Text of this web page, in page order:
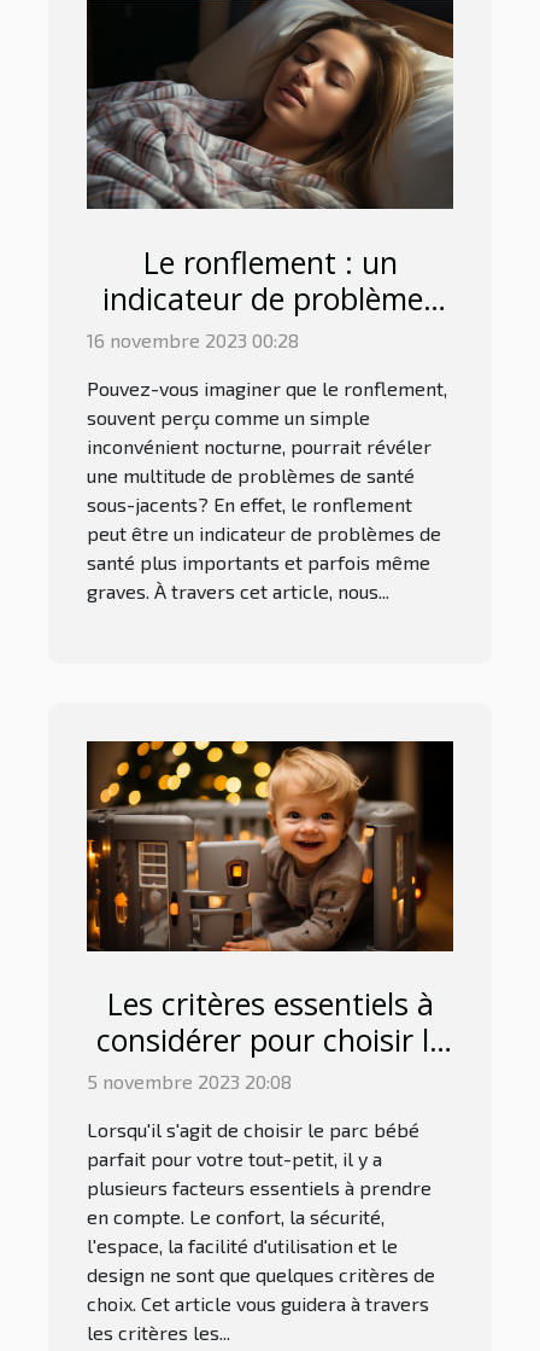
Le ronflement : un
indicateur de problèmes
de santé?
16 novembre 2023 00:28
Pouvez-vous imaginer que le ronflement,
souvent perçu comme un simple
inconvénient nocturne, pourrait révéler
une multitude de problèmes de santé
sous-jacents? En effet, le ronflement
peut être un indicateur de problèmes de
santé plus importants et parfois même
graves. À travers cet article, nous...
Les critères essentiels à
considérer pour choisir le
parc bébé parfait
5 novembre 2023 20:08
Lorsqu'il s'agit de choisir le parc bébé
parfait pour votre tout-petit, il y a
plusieurs facteurs essentiels à prendre
en compte. Le confort, la sécurité,
l'espace, la facilité d'utilisation et le
design ne sont que quelques critères de
choix. Cet article vous guidera à travers
les critères les...